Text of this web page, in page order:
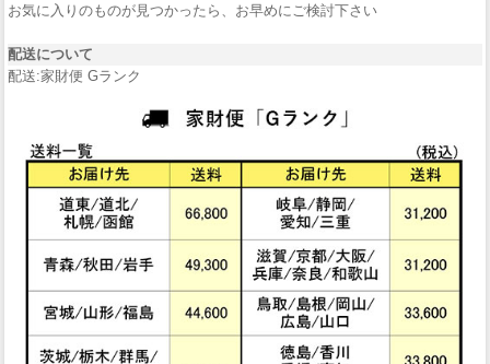
お気に入りのものが見つかったら、お早めにご検討下さい
配送について
配送:家財便 Gランク